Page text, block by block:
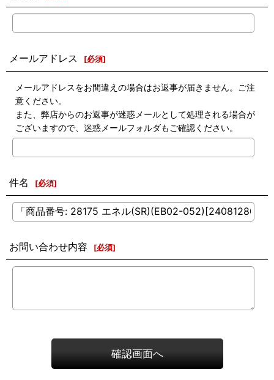
メールアドレス [必須]
メールアドレスをお間違えの場合はお返事が届きません。ご注
意ください。
また、弊店からのお返事が迷惑メールとして処理される場合が
ございますので、迷惑メールフォルダもご確認ください。
件名 [必須]
お問い合わせ内容 [必須]
確認画面へ